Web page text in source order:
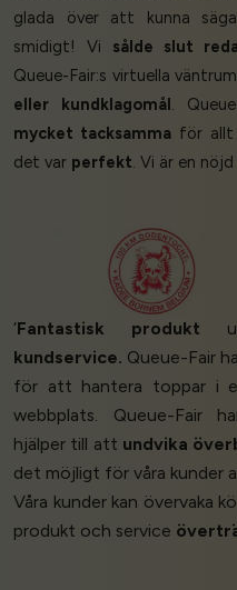
glada över att kunna
smidigt! Vi sålde slut
Queue-Fair:s virtuella
eller kundklagomål .
mycket tacksamma för allt
det var perfekt . Vi är en
‘Fantastisk produkt
kundservice. Queue-Fair
för att hantera toppar i
webbplats. Queue-Fair
hjälper till att undvika
det möjligt för våra kunder
Våra kunder kan övervaka
produkt och service